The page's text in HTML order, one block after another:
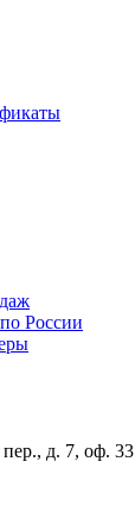
России
д. 7, оф. 33